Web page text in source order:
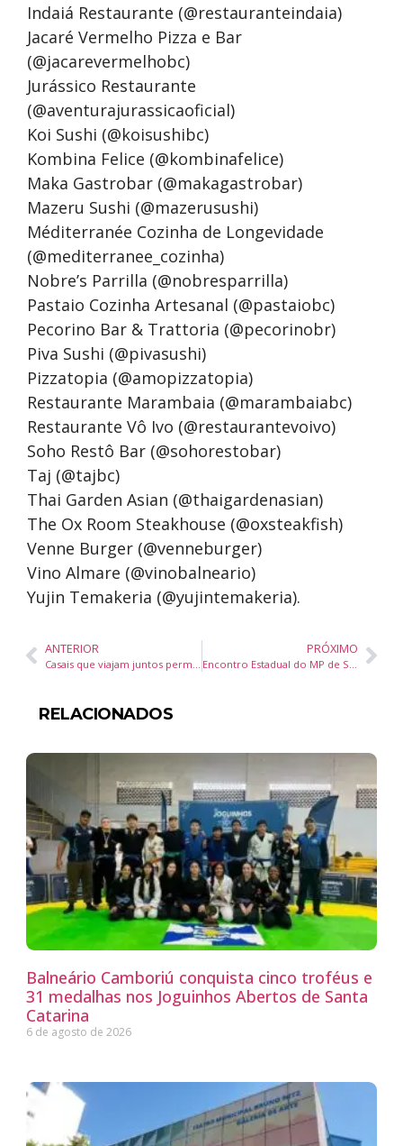
Indaiá Restaurante (@restauranteindaia)
Jacaré Vermelho Pizza e Bar
(@jacarevermelhobc)
Jurássico Restaurante
(@aventurajurassicaoficial)
Koi Sushi (@koisushibc)
Kombina Felice (@kombinafelice)
Maka Gastrobar (@makagastrobar)
Mazeru Sushi (@mazerusushi)
Méditerranée Cozinha de Longevidade
(@mediterranee_cozinha)
Nobre’s Parrilla (@nobresparrilla)
Pastaio Cozinha Artesanal (@pastaiobc)
Pecorino Bar & Trattoria (@pecorinobr)
Piva Sushi (@pivasushi)
Pizzatopia (@amopizzatopia)
Restaurante Marambaia (@marambaiabc)
Restaurante Vô Ivo (@restaurantevoivo)
Soho Restô Bar (@sohorestobar)
Taj (@tajbc)
Thai Garden Asian (@thaigardenasian)
The Ox Room Steakhouse (@oxsteakfish)
Venne Burger (@venneburger)
Vino Almare (@vinobalneario)
Yujin Temakeria (@yujintemakeria).
ANTERIOR PRÓXIMO
RELACIONADOS
Balneário Camboriú conquista cinco troféus e
31 medalhas nos Joguinhos Abertos de Santa
Catarina
6 de agosto de 2026